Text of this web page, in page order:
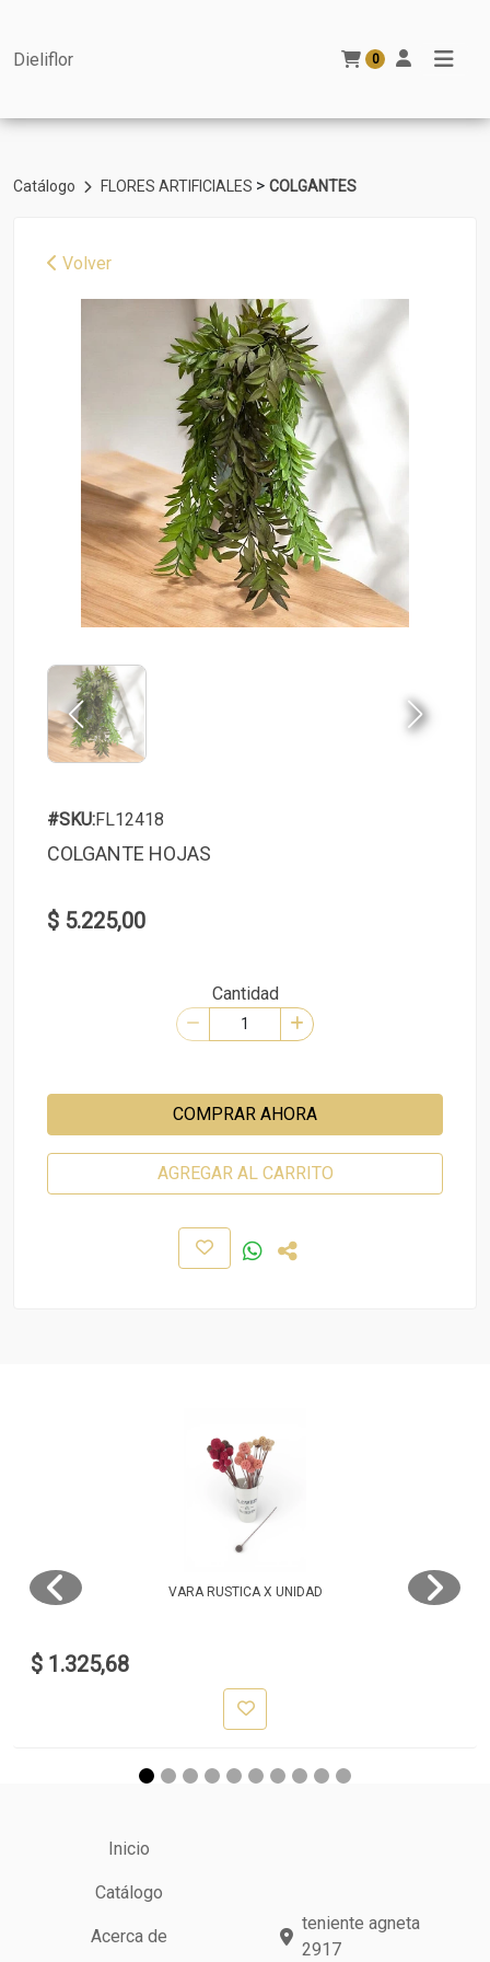
Dieliflor 0
Catálogo FLORES ARTIFICIALES > COLGANTES
Volver
#SKU:FL12418
COLGANTE HOJAS
$ 5.225,00
Cantidad
COMPRAR AHORA
AGREGAR AL CARRITO
VARA RUSTICA X UNIDAD
$ 1.325,68
Inicio
Catálogo
Acerca de
teniente agneta
2917